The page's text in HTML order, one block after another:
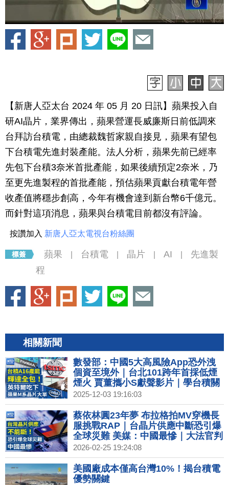
【新唐人亞太台 2024 年 05 月 20 日訊】蘋果投入自
研AI晶片，業界傳出，蘋果營運長威廉斯日前低調來
台拜訪台積電，由總裁魏哲家親自接見，蘋果有望包
下台積電先進封裝產能。法人分析，蘋果先前已經率
先包下台積3奈米首批產能，如果後續預定2奈米，乃
至更先進製程的首批產能，預估蘋果貢獻台積電年營
收產值將穩步創高，今年有機會達到新台幣6千億元。
而針對這項消息，蘋果與台積電目前都沒有評論。
按讚加入 新唐人亞太電視台粉絲團
蘋果 台積電 晶片 AI
先進製
程
相關新聞
數發部：中國5大高風險App恐外洩
個資至境外｜台北101跨年首採低煙
煙火 賈董攜小S獻聲影片｜學台積關
鍵優勢？英特爾擁美國製造 將改變代
工生態？｜東京威力科創遭台檢起訴
涉未防員工竊取台積技術
2025-12-03 19:16:03
蔡依林圓23年夢 布拉格拍MV穿機長
服挑戰RAP｜台晶片供應中斷恐引爆
全球災難 美媒：中國最慘｜大法官判
對等關稅無效！川普國情咨文藏玄
機？｜台採購美天然氣有意增加 中
油：長期占比達3成
2026-02-25 19:24:08
美國廠成本僅高台灣10%！揭台積電
優勢關鍵